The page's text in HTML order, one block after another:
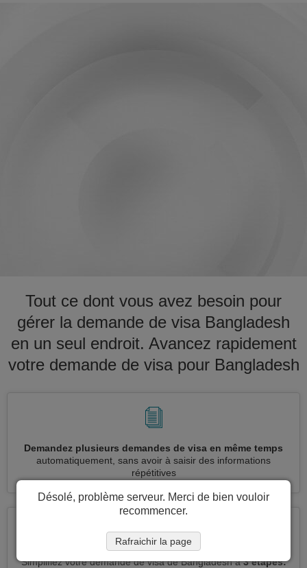
Tout ce dont vous avez besoin pour
gérer la demande de visa Bangladesh
en un seul endroit. Avancez rapidement
votre demande de visa pour Bangladesh
Demandez plusieurs demandes de visa en même temps
automatiquement, sans avoir à saisir des informations
répétitives
Simplifiez votre demande de visa de Bangladesh à3 étapes:
Désolé, problème serveur. Merci de bien vouloir
recommencer.
Rafraichir la page